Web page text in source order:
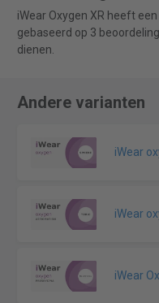
iWear Oxygen XR heeft
gebaseerd op 3
dienen.
Andere varianten
iWear
iWear
iWear